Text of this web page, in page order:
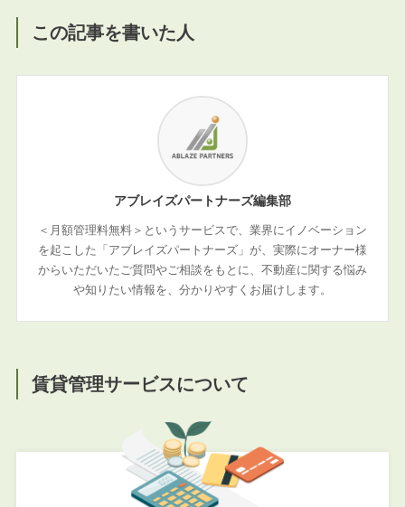
この記事を書いた人
アブレイズパートナーズ編集部
＜月額管理料無料＞というサービスで、業界にイノベーション
を起こした「アブレイズパートナーズ」が、実際にオーナー様
からいただいたご質問やご相談をもとに、不動産に関する悩み
や知りたい情報を、分かりやすくお届けします。
賃貸管理サービスについて